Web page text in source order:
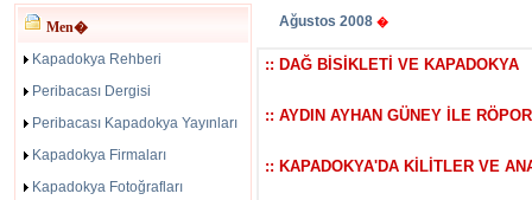
Men�
Kapadokya Rehberi
Peribacası Dergisi
Peribacası Kapadokya Yayınları
Kapadokya Firmaları
Kapadokya Fotoğrafları
Ağustos 2008 �
:: DAĞ BİSİKLETİ VE KAPADOKYA
:: AYDIN AYHAN GÜNEY İLE
:: KAPADOKYA'DA KİLİTLER VE